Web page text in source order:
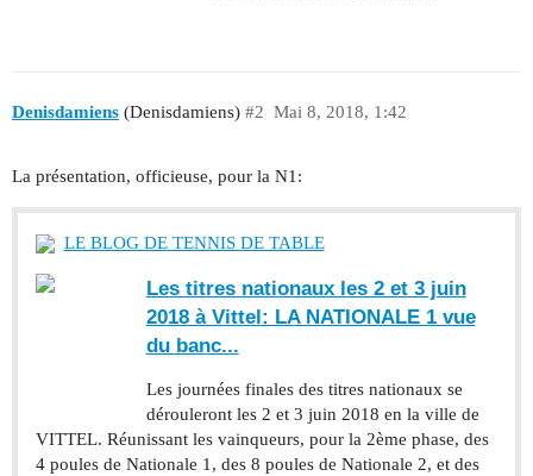
Denisdamiens (Denisdamiens) Mai 8, 2018, 1:42
#2
La présentation, officieuse, pour la N1:
LE BLOG DE TENNIS DE TABLE
Les titres nationaux les 2 et 3 juin
2018 à Vittel: LA NATIONALE 1 vue
du banc...
Les journées finales des titres nationaux se
dérouleront les 2 et 3 juin 2018 en la ville de
VITTEL. Réunissant les vainqueurs, pour la 2ème phase, des
4 poules de Nationale 1, des 8 poules de Nationale 2, et des